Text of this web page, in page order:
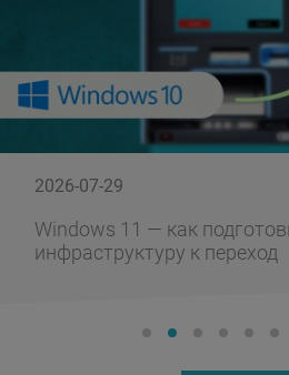
2026-07-29
Windows 11 — как
инфраструктуру к переход